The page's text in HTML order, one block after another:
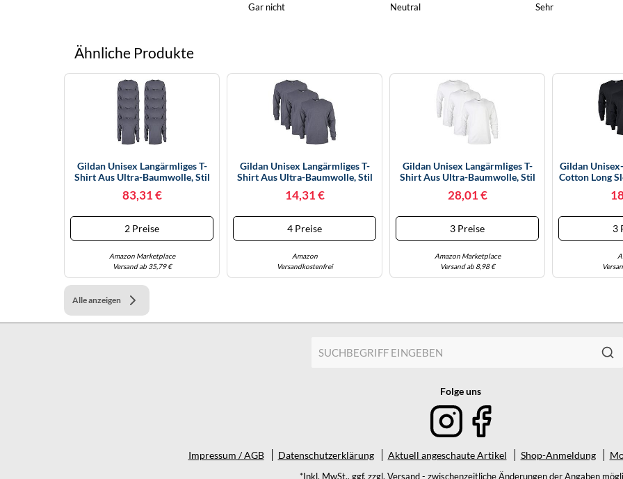
Gar nicht Neutral Sehr
Ähnliche Produkte
Gildan Unisex Langärmliges T-
Shirt Aus Ultra-Baumwolle, Stil
(10er-Pack), XXL
83,31 €
2 Preise
Amazon Marketplace
Versand ab 35,79 €
Gildan Unisex Langärmliges T-
Shirt Aus Ultra-Baumwolle, Stil
(3er-Pack), XL
14,31 €
4 Preise
Amazon
Versandkostenfrei
Gildan Unisex Langärmliges T-
Shirt Aus Ultra-Baumwolle, Stil
XXL
28,01 €
3 Preise
Amazon Marketplace
Versand ab 8,98 €
Gildan
Cotton Long
3
Alle anzeigen
Folge uns
Impressum / AGB Datenschutzerklärung Aktuell angeschaute Artikel Shop-Anmeldung
*Inkl. MwSt., ggf. zzgl. Versand - zwischenzeitliche Änderungen der Angaben